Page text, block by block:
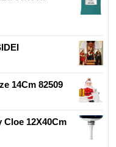
14Cm 82509
12X40Cm